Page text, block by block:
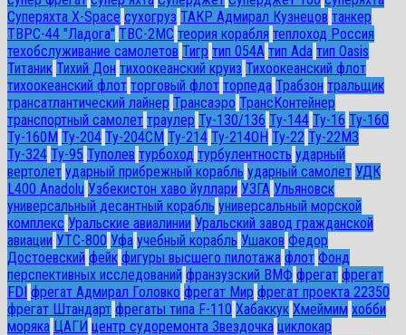
Суперяхта X-Space сухогруз ТАКР Адмирал Кузнецов танкер
ТВРС-44 "Ладога" ТВС-2МС теория корабля теплоход Россия
техобслуживание самолетов Тигр тип 054А тип Ada тип Oasis
Титаник Тихий Дон тихоокеанский круиз Тихоокеанский флот
тихоокеанский флот торговый флот торпеда Трабзон тральщик
трансатлантический лайнер Трансаэро ТрансКонтейнер
транспортный самолет траулер Ту-130/136 Ту-144 Ту-16 Ту-160
Ту-160М Ту-204 Ту-204СМ Ту-214 Ту-214ОН Ту-22 Ту-22М3
Ту-324 Ту-95 Туполев турбоход турбулентность ударный
вертолет ударный прибрежный корабль ударный самолет УДК
L400 Anadolu Узбекистон хаво йуллари УЗГА Ульяновск
универсальный десантный корабль универсальный морской
комплекс Уральские авиалинии Уральский завод гражданской
авиации УТС-800 Уфа учебный корабль Ушаков Федор
Достоевский фейк фигуры высшего пилотажа флот Фонд
перспективных исследований франзузский ВМФ фрегат фрегат
FDI фрегат Адмирал Головко фрегат Мир фрегат проекта 22350
фрегат Штандарт фрегаты типа F-110 Хабаккук Хмеймим хобби
моряка ЦАГИ центр судоремонта Звездочка циклокар